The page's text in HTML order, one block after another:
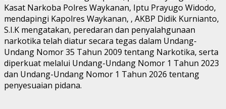
Kasat Narkoba Polres Waykanan, Iptu Prayugo Widodo,
mendapingi Kapolres Waykanan, , AKBP Didik Kurnianto,
S.I.K mengatakan, peredaran dan penyalahgunaan
narkotika telah diatur secara tegas dalam Undang-
Undang Nomor 35 Tahun 2009 tentang Narkotika, serta
diperkuat melalui Undang-Undang Nomor 1 Tahun 2023
dan Undang-Undang Nomor 1 Tahun 2026 tentang
penyesuaian pidana.